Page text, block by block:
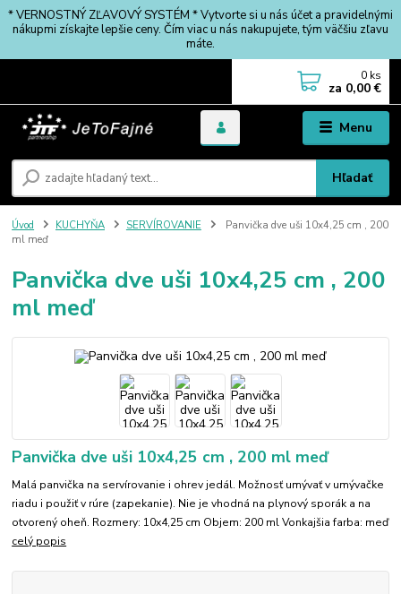
* VERNOSTNÝ ZĽAVOVÝ SYSTÉM * Vytvorte si u nás účet a pravidelnými
nákupmi získajte lepšie ceny. Čím viac u nás nakupujete, tým väčšiu zľavu
máte.
Menu
Hľadať
0 ks
za 0,00 €
Úvod KUCHYŇA SERVÍROVANIE
Panvička dve uši 10x4,25 cm , 200
ml meď
Panvička dve uši 10x4,25 cm , 200
ml meď
Panvička dve uši 10x4,25 cm , 200 ml meď
Malá panvička na servírovanie i ohrev jedál. Možnosť umývať v umývačke
riadu i použiť v rúre (zapekanie). Nie je vhodná na plynový sporák a na
otvorený oheň. Rozmery: 10x4,25 cm Objem: 200 ml Vonkajšia farba: meď
celý popis